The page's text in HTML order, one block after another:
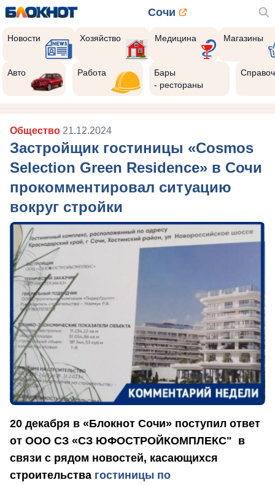
Сочи
Новости Хозяйство Медицина Магазины
Авто Работа
Бары
- рестораны
Общество 21.12.2024
Застройщик гостиницы «Cosmos
Selection Green Residence» в Сочи
прокомментировал ситуацию
вокруг стройки
20 декабря в «Блокнот Сочи» поступил ответ
от ООО СЗ «СЗ ЮФОСТРОЙКОМПЛЕКС" в
связи с рядом новостей, касающихся
строительства гостиницы по